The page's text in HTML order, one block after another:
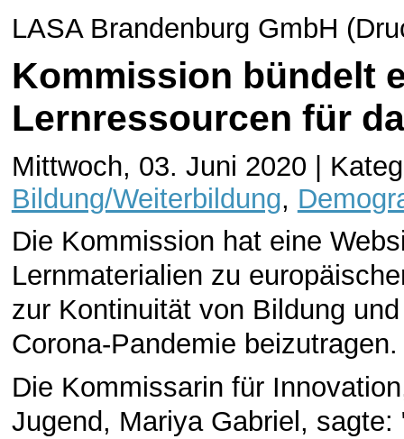
LASA Brandenburg GmbH
Kommission bündelt
Lernressourcen für
Mittwoch, 03. Juni 2020 |
Bildung/Weiterbildung,
Die Kommission hat eine
Lernmaterialien zu
zur Kontinuität von Bildung
Corona-Pandemie beizutragen.
Die Kommissarin für
Jugend, Mariya Gabriel,